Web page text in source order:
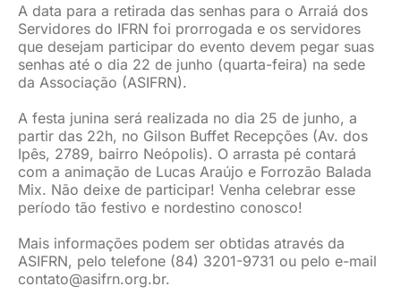
A data para a retirada das senhas para o Arraiá dos
Servidores do IFRN foi prorrogada e os servidores
que desejam participar do evento devem pegar suas
senhas até o dia 22 de junho (quarta-feira) na sede
da Associação (ASIFRN).
A festa junina será realizada no dia 25 de junho, a
partir das 22h, no Gilson Buffet Recepções (Av. dos
Ipês, 2789, bairro Neópolis). O arrasta pé contará
com a animação de Lucas Araújo e Forrozão Balada
Mix. Não deixe de participar! Venha celebrar esse
período tão festivo e nordestino conosco!
Mais informações podem ser obtidas através da
ASIFRN, pelo telefone (84) 3201-9731 ou pelo e-mail
contato@asifrn.org.br.